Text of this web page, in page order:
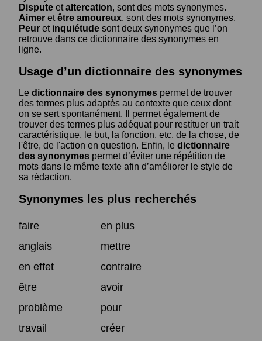
Dispute etaltercation, sont des mots synonymes.
Aimer etêtre amoureux, sont des mots synonymes.
Peur et inquiétude sont deux synonymes que l’on
retrouve dans ce dictionnaire des synonymes en
ligne.
Usage d’un dictionnaire des synonymes
Le dictionnaire des synonymes permet de trouver
des termes plus adaptés au contexte que ceux dont
on se sert spontanément. Il permet également de
trouver des termes plus adéquat pour restituer un trait
caractéristique, le but, la fonction, etc. de la chose, de
l'être, de l'action en question. Enfin, le dictionnaire
des synonymes permet d’éviter une répétition de
mots dans le même texte afin d’améliorer le style de
sa rédaction.
Synonymes les plus recherchés
faire
en plus
anglais
mettre
en effet
contraire
être
avoir
problème
pour
travail
créer